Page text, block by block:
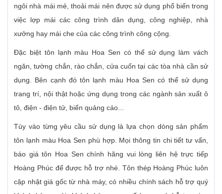
ngôi nhà mái mẻ, thoải mái nên được sử dụng phổ biến trong
việc lợp mái các công trình dân dụng, công nghiệp, nhà
xưởng hay mái che của các công trình công cộng.
Đặc biệt tôn lạnh màu Hoa Sen có thể sử dụng làm vách
ngăn, tường chắn, rào chắn, cửa cuốn tại các tòa nhà cần sử
dụng. Bên cạnh đó tôn lạnh màu Hoa Sen có thể sử dụng
trang trí, nội thật hoặc ứng dụng trong các ngành sản xuất ô
tô, điện - điện tử, biển quảng cáo...
Tùy vào từng yêu cầu sử dụng là lựa chọn dòng sản phẩm
tôn lạnh màu Hoa Sen phù hợp. Mọi thông tin chi tiết tư vấn,
báo giá tôn Hoa Sen chính hãng vui lòng liên hệ trực tiếp
Hoàng Phúc để được hỗ trợ nhé. Tôn thép Hoàng Phúc luôn
cập nhật giá gốc từ nhà máy, có nhiều chính sách hỗ trợ quý